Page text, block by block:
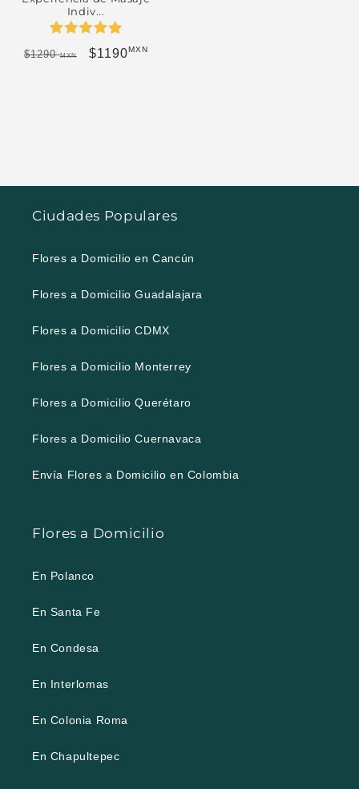
Indiv...
Precio habitual
$1290MXN Precio de oferta
$1190MXN
Ciudades Populares
Flores a Domicilio en Cancún
Flores a Domicilio Guadalajara
Flores a Domicilio CDMX
Flores a Domicilio Monterrey
Flores a Domicilio Querétaro
Flores a Domicilio Cuernavaca
Envía Flores a Domicilio en Colombia
Flores a Domicilio
En Polanco
En Santa Fe
En Condesa
En Interlomas
En Colonia Roma
En Chapultepec